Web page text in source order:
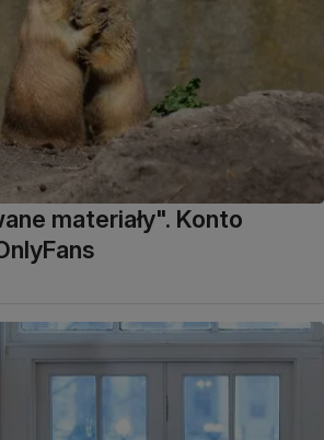
materiały". Konto